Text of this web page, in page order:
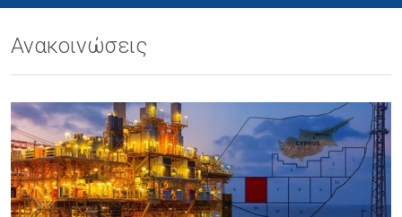
Ανακοινώσεις